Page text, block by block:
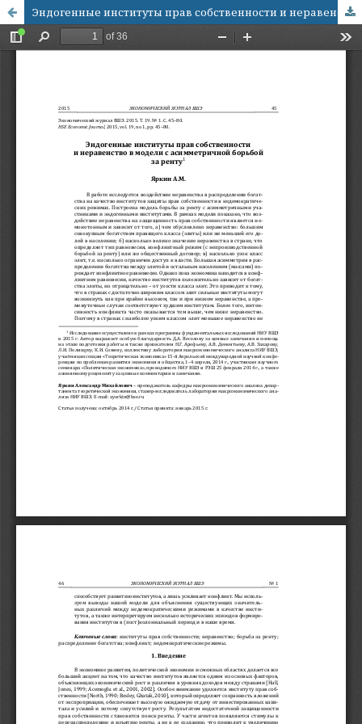
Эндогенные институты прав собственности и неравенство в модели с асимметричной борьбой за ренту